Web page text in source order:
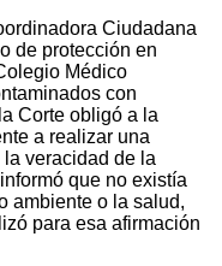
Ciudadana
de protección en
Médico
con
Corte obligó a la
a realizar una
veracidad de la
que no existía
ambiente o la salud,
para esa afirmación